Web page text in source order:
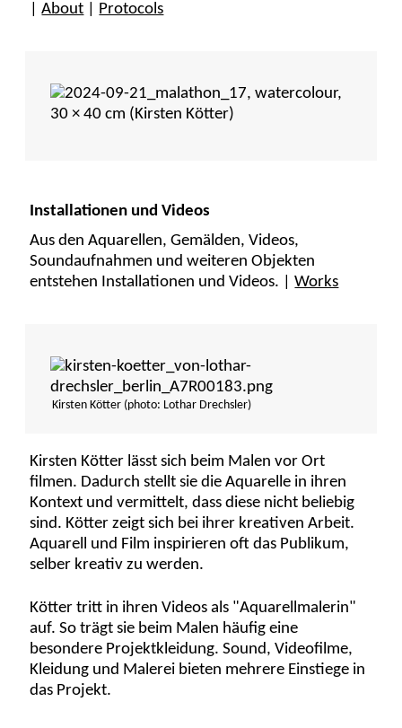
|About Protocols
Installationen und Videos
Aus den Aquarellen, Gemälden, Videos,
Soundaufnahmen und weiteren Objekten
entstehen Installationen und Videos. |Works
Kirsten Kötter (photo: Lothar Drechsler)
Kirsten Kötter lässt sich beim Malen vor Ort
filmen. Dadurch stellt sie die Aquarelle in ihren
Kontext und vermittelt, dass diese nicht beliebig
sind. Kötter zeigt sich bei ihrer kreativen Arbeit.
Aquarell und Film inspirieren oft das Publikum,
selber kreativ zu werden.
Kötter tritt in ihren Videos als "Aquarellmalerin"
auf. So trägt sie beim Malen häufig eine
besondere Projektkleidung. Sound, Videofilme,
Kleidung und Malerei bieten mehrere Einstiege in
das Projekt.